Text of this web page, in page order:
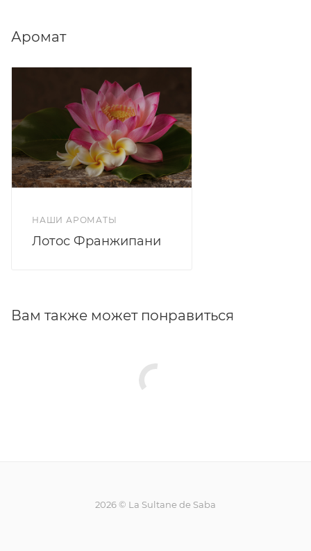
Аромат
НАШИ АРОМАТЫ
Лотос Франжипани
Вам также может понравиться
2026 © La Sultane de Saba